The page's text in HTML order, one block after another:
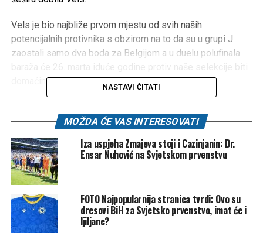
Vels je bio najbliže prvom mjestu od svih naših
potencijalnih protivnika s obzirom na to da su u grupi J
zaostali samo dva boda za Belgijom a u duelu polufinala
domaćin.
rivala u eventualnom finalu 31. marta, a to će biti jedna od
(Rumunija, Švedska, Sjeverna Makedonija, Sjeverna Irska)
šešira, a domaćin tog duela će biti određen današnjim
žrijebom.
Klix
Post
Share
NASTAVI ČITATI
MOŽDA ĆE VAS INTERESOVATI
Iza uspjeha Zmajeva stoji i Cazinjanin: Dr.
Ensar Nuhović na Svjetskom prvenstvu
FOTO Najpopularnija stranica tvrdi: Ovo su
dresovi BiH za Svjetsko prvenstvo, imat će i
ljiljane?